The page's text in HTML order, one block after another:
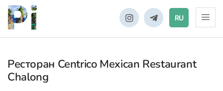
RU
Ресторан Centrico Mexican Restaurant
Chalong